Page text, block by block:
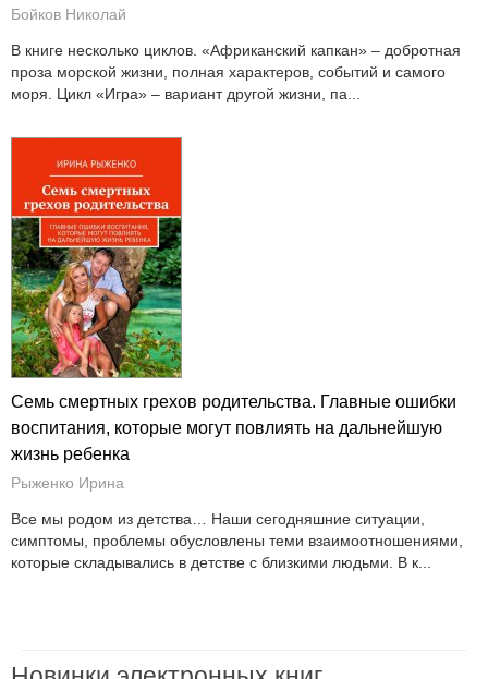
Бойков Николай
В книге несколько циклов. «Африканский капкан» – добротная
проза морской жизни, полная характеров, событий и самого
моря. Цикл «Игра» – вариант другой жизни, па...
Семь смертных грехов родительства. Главные ошибки
воспитания, которые могут повлиять на дальнейшую
жизнь ребенка
Рыженко Ирина
Все мы родом из детства… Наши сегодняшние ситуации,
симптомы, проблемы обусловлены теми взаимоотношениями,
которые складывались в детстве с близкими людьми. В к...